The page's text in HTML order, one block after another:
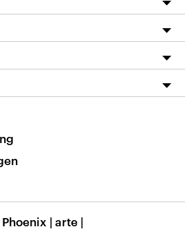
dlf.de
App
Phoenix | arte |